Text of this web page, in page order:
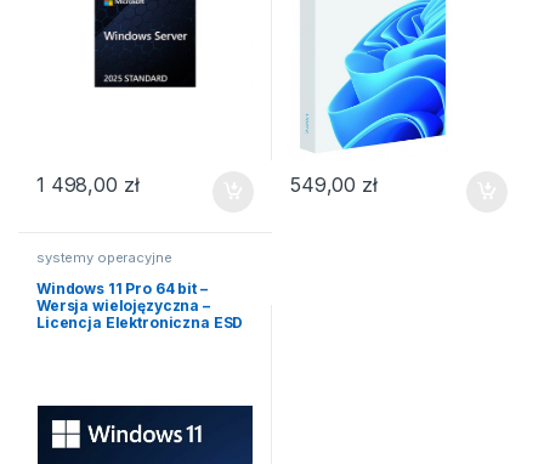
1 498,00 zł 549,00 zł
systemy operacyjne
Windows 11 Pro 64 bit –
Wersja wielojęzyczna –
Licencja Elektroniczna ESD